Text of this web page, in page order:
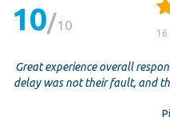
10 10
16
Great experience overall
delay was not their fault, and